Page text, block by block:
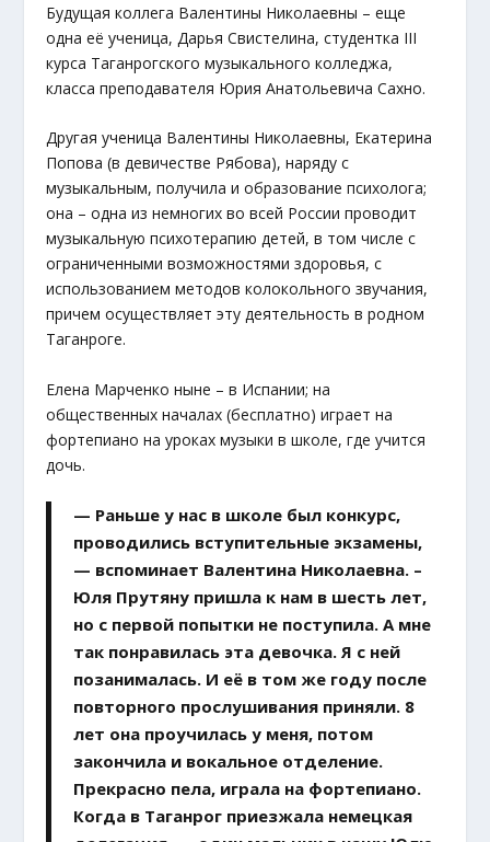
Будущая коллега Валентины Николаевны – еще
одна её ученица, Дарья Свистелина, студентка III
курса Таганрогского музыкального колледжа,
класса преподавателя Юрия Анатольевича Сахно.
Другая ученица Валентины Николаевны, Екатерина
Попова (в девичестве Рябова), наряду с
музыкальным, получила и образование психолога;
она – одна из немногих во всей России проводит
музыкальную психотерапию детей, в том числе с
ограниченными возможностями здоровья, с
использованием методов колокольного звучания,
причем осуществляет эту деятельность в родном
Таганроге.
Елена Марченко ныне – в Испании; на
общественных началах (бесплатно) играет на
фортепиано на уроках музыки в школе, где учится
дочь.
— Раньше у нас в школе был конкурс,
проводились вступительные экзамены,
— вспоминает Валентина Николаевна. –
Юля Прутяну пришла к нам в шесть лет,
но с первой попытки не поступила. А мне
так понравилась эта девочка. Я с ней
позанималась. И её в том же году после
повторного прослушивания приняли. 8
лет она проучилась у меня, потом
закончила и вокальное отделение.
Прекрасно пела, играла на фортепиано.
Когда в Таганрог приезжала немецкая